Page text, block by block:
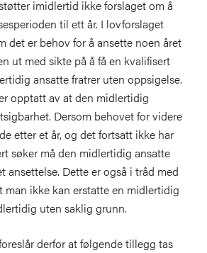
imidlertid ikke forslaget om å
til ett år. I lovforslaget
det er behov for å ansette noen året
ut med sikte på å få en kvalifisert
ansatte fratrer uten oppsigelse.
opptatt av at den midlertidig
Dersom behovet for videre
etter et år, og det fortsatt ikke har
søker må den midlertidig ansatte
ansettelse. Dette er også i tråd med
man ikke kan erstatte en midlertidig
uten saklig grunn.
derfor at følgende tillegg tas